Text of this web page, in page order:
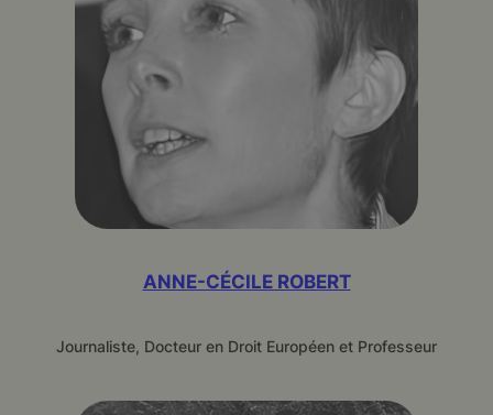
ANNE-CÉCILE ROBERT
Journaliste, Docteur en Droit Européen et Professeur